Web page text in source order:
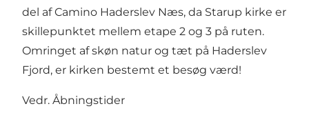
del af Camino Haderslev Næs, da Starup kirke er
skillepunktet mellem etape 2 og 3 på ruten.
Omringet af skøn natur og tæt på Haderslev
Fjord, er kirken bestemt et besøg værd!
Vedr. Åbningstider